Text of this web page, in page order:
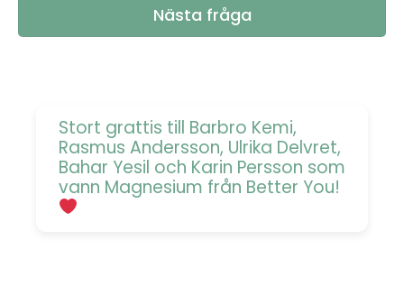
Stort grattis till Barbro Kemi,
Rasmus Andersson, Ulrika Delvret,
Bahar Yesil och Karin Persson som
vann Magnesium från Better You!